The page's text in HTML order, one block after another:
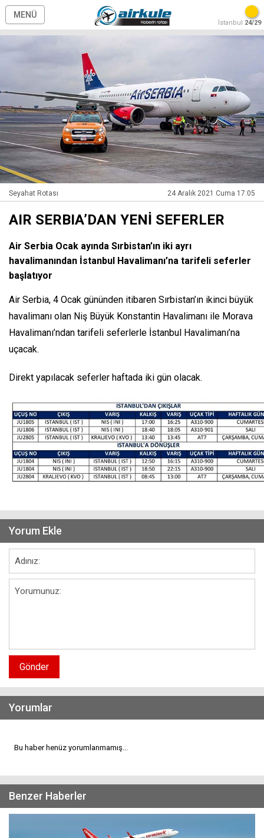
MENÜ
İstanbul 24/29
Seyahat Rotası 24 Aralık 2021 Cuma 17:05
AIR SERBIA’DAN YENİ SEFERLER
Air Serbia Ocak ayında Sırbistan’ın iki ayrı
havalimanından İstanbul Havalimanı’na tarifeli seferler
başlatıyor
Air Serbia, 4 Ocak gününden itibaren Sırbistan’ın ikinci büyük
havalimanı olan Niş Büyük Konstantin Havalimanı ile Morava
Havalimanı’ndan tarifeli seferlerle İstanbul Havalimanı’na
uçacak.
Direkt yapılacak seferler haftada iki gün olacak.
Yorum Ekle
Gönder
Yorumlar
Bu haber henüz yorumlanmamış...
Benzer Haberler